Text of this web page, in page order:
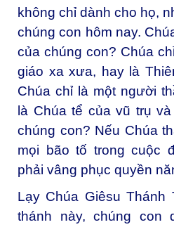
không chỉ dành cho họ,
chúng con hôm nay.
của chúng con? Chúa
giáo xa xưa, hay là
Chúa chỉ là một người
là Chúa tể của vũ trụ
chúng con? Nếu Chúa
mọi bão tố trong cuộc
phải vâng phục quyền
Lạy Chúa Giêsu Thánh
thánh này, chúng con